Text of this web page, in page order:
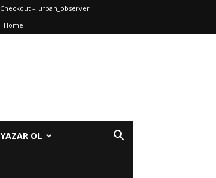
Checkout – urban_observer
Home
YAZAR OL